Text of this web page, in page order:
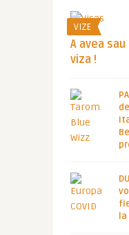
VIZE
A avea
viza !